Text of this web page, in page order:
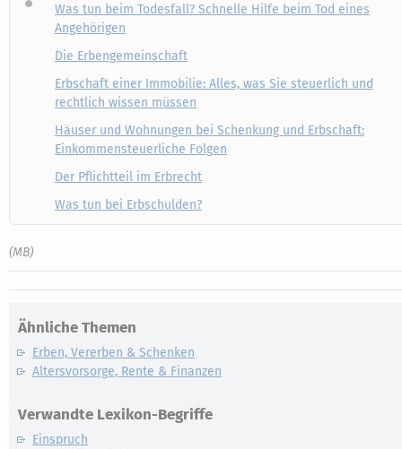
Was tun beim Todesfall? Schnelle Hilfe beim Tod eines
Angehörigen
Die Erbengemeinschaft
Erbschaft einer Immobilie: Alles, was Sie steuerlich und
rechtlich wissen müssen
Häuser und Wohnungen bei Schenkung und Erbschaft:
Einkommensteuerliche Folgen
Der Pflichtteil im Erbrecht
Was tun bei Erbschulden?
(MB)
Ähnliche Themen
Erben, Vererben & Schenken
Altersvorsorge, Rente & Finanzen
Verwandte Lexikon-Begriffe
Einspruch